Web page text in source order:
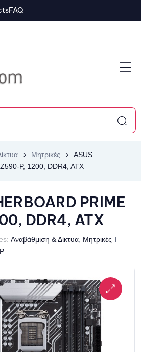
FAQ
Μητρικές
ASUS
P, 1200, DDR4, ATX
PRIME
DDR4, ATX
Αναβάθμιση & Δίκτυα Μητρικές